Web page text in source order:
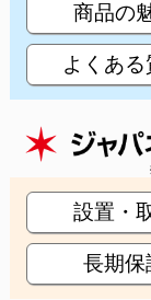
商品の
よくある
設置・
長期保